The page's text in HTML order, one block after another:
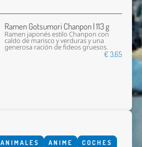
Ramen Gotsumori Chanpon | 113 g
Ramen japonés estilo Chanpon con
caldo de marisco y verduras y una
generosa ración de fideos gruesos.
€ 3,65
ANIMALES ANIME
COCHES